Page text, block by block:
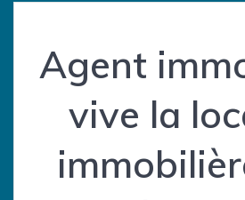
Agent
vive la